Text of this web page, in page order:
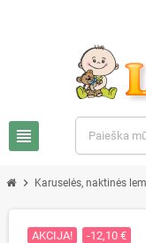
view_headline
chevron_right Karuselės, naktinės
AKCIJA! -12,10 €